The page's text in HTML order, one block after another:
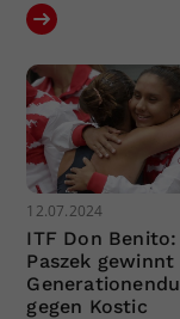
12.07.2024
ITF Don Benito:
Paszek gewinnt
gegen Kostic